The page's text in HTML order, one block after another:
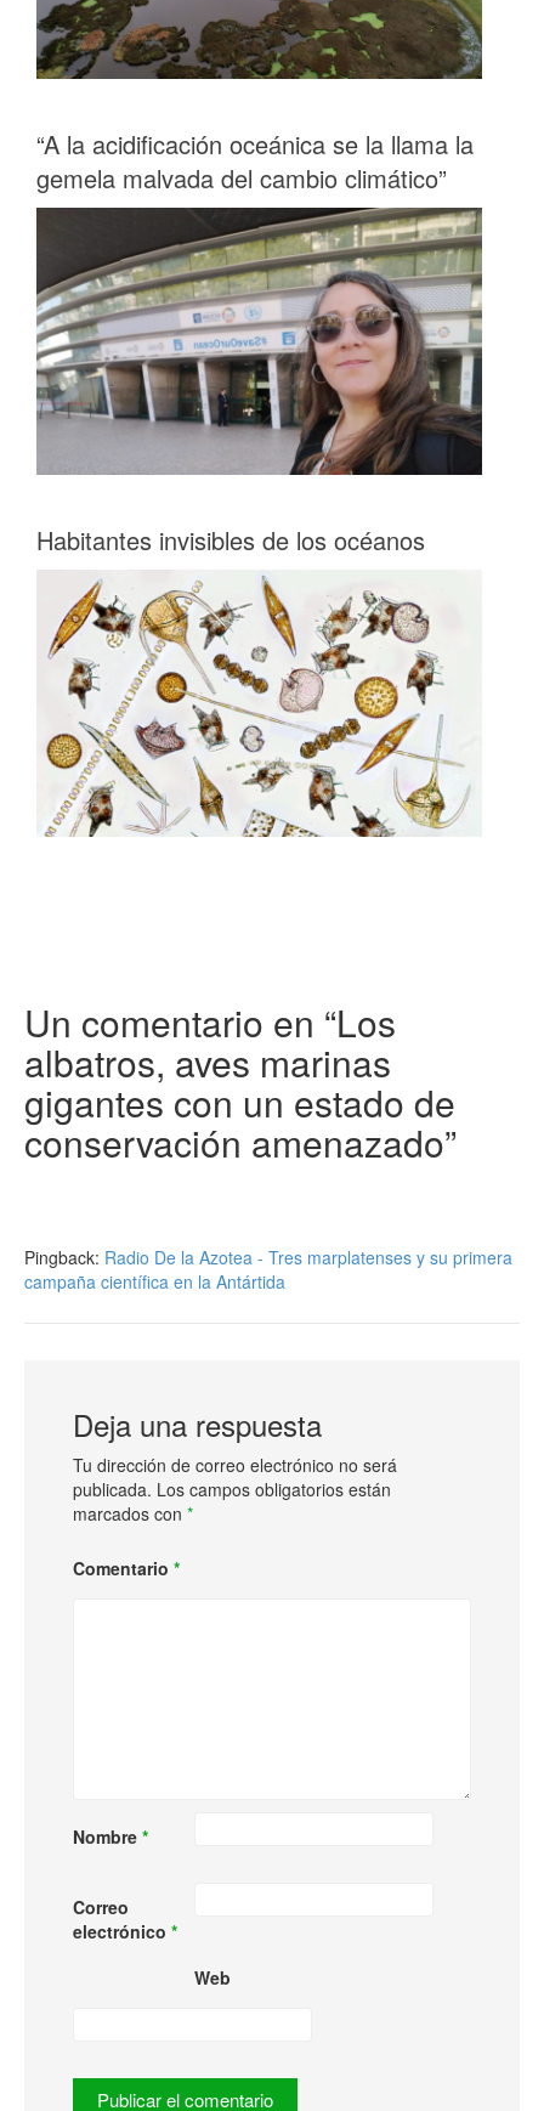
“A la acidificación oceánica se la llama la
gemela malvada del cambio climático”
Habitantes invisibles de los océanos
Un comentario en “Los
albatros, aves marinas
gigantes con un estado de
conservación amenazado”
Pingback: Radio De la Azotea - Tres marplatenses y su primera
campaña científica en la Antártida
Deja una respuesta
Tu dirección de correo electrónico no será
publicada. Los campos obligatorios están
marcados con *
Comentario *
Nombre *
Correo
electrónico *
Web